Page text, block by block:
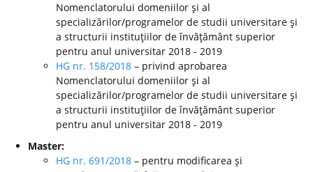
Nomenclatorului domeniilor şi al
specializărilor/programelor de studii universitare şi
a structurii instituţiilor de învăţământ superior
pentru anul universitar 2018 - 2019
HG nr. 158/2018 – privind aprobarea
Nomenclatorului domeniilor şi al
specializărilor/programelor de studii universitare şi
a structurii instituţiilor de învăţământ superior
pentru anul universitar 2018 - 2019
Master:
HG nr. 691/2018 – pentru modificarea şi